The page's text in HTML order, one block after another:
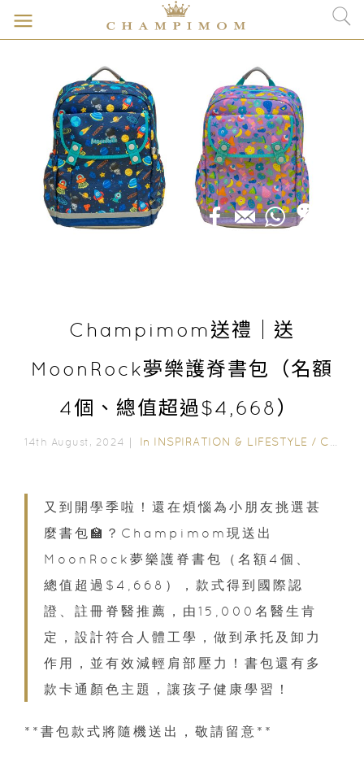
Champimom送禮｜送
MoonRock夢樂護脊書包（名額
4個、總值超過$4,668）
14th August, 2024｜ In INSPIRATION & LIFESTYLE / CHAMPIMOM 送禮
又到開學季啦！還在煩惱為小朋友挑選甚
麼書包🏫？Champimom現送出
MoonRock夢樂護脊書包（名額4個、
總值超過$4,668），款式得到國際認
證、註冊脊醫推薦，由15,000名醫生肯
定，設計符合人體工學，做到承托及卸力
作用，並有效減輕肩部壓力！書包還有多
款卡通顏色主題，讓孩子健康學習！
**書包款式將隨機送出，敬請留意**